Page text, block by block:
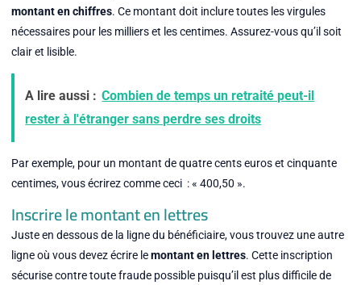
montant en chiffres. Ce montant doit inclure toutes les virgules
nécessaires pour les milliers et les centimes. Assurez-vous qu’il soit
clair et lisible.
A lire aussi : Combien de temps un retraité peut-il
rester à l'étranger sans perdre ses droits
Par exemple, pour un montant de quatre cents euros et cinquante
centimes, vous écrirez comme ceci : « 400,50 ».
Inscrire le montant en lettres
Juste en dessous de la ligne du bénéficiaire, vous trouvez une autre
ligne où vous devez écrire lemontant en lettres. Cette inscription
sécurise contre toute fraude possible puisqu’il est plus difficile de